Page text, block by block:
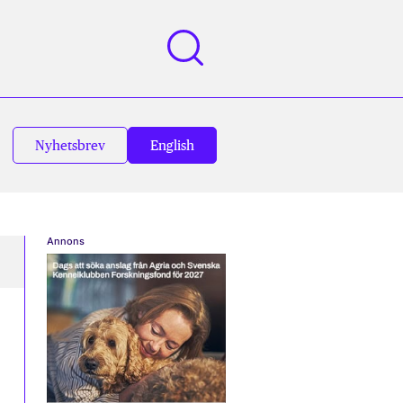
Nyhetsbrev English
Annons